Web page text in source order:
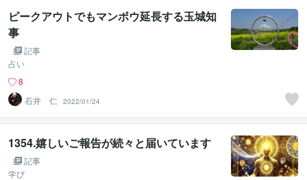
ピークアウトでもマンボウ延長する玉城知
事
記事
占い
8
石井 仁
2022/01/24
1354.嬉しいご報告が続々と届いています
記事
学び